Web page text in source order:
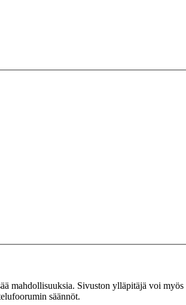
mahdollisuuksia. Sivuston ylläpitäjä voi
säännöt.